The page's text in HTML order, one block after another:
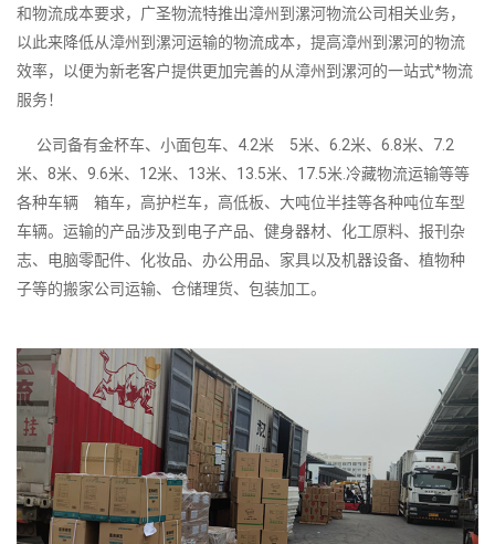
和物流成本要求，广圣物流特推出漳州到漯河物流公司相关业务，
以此来降低从漳州到漯河运输的物流成本，提高漳州到漯河的物流
效率，以便为新老客户提供更加完善的从漳州到漯河的一站式*物流
服务！
公司备有金杯车、小面包车、4.2米 5米、6.2米、6.8米、7.2
米、8米、9.6米、12米、13米、13.5米、17.5米.冷藏物流运输等等
各种车辆 箱车，高护栏车，高低板、大吨位半挂等各种吨位车型
车辆。运输的产品涉及到电子产品、健身器材、化工原料、报刊杂
志、电脑零配件、化妆品、办公用品、家具以及机器设备、植物种
子等的搬家公司运输、仓储理货、包装加工。